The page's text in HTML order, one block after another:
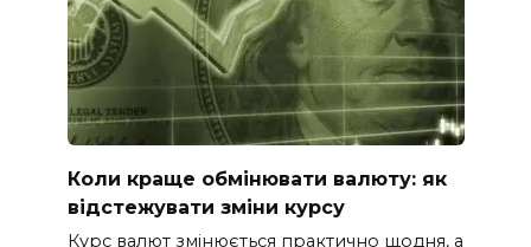
Коли краще обмінювати валюту: як
відстежувати зміни курсу
Курс валют змінюється практично щодня, а